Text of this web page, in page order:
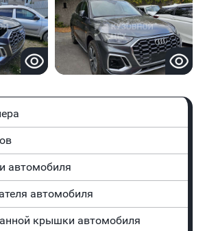
автомобиля
автомобиля
крышки автомобиля